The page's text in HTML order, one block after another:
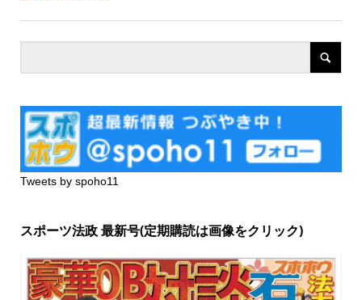
Tweets by spoho11
スポーツ法政 最新号(定期購読は画像をクリック)